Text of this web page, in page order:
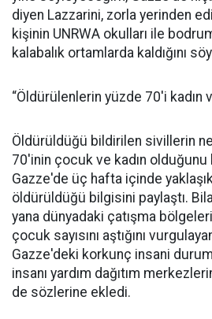
diyen Lazzarini, zorla yerinden
kişinin UNRWA okulları ile
kalabalık ortamlarda kaldığını
“Öldürülenlerin yüzde 70'i kadın
Öldürüldüğü bildirilen sivillerin
70'inin çocuk ve kadın olduğunu
Gazze'de üç hafta içinde
öldürüldüğü bilgisini paylaştı.
yana dünyadaki çatışma
çocuk sayısını aştığını
Gazze'deki korkunç insani
insanı yardım dağıtım
de sözlerine ekledi.